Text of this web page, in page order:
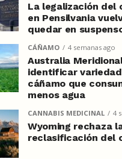
La legalización del
en Pensilvania
quedar en
CÁÑAMO 4 semanas ago
Australia
identificar
cáñamo que
menos agua
CANNABIS MEDICINAL 4
Wyoming rechaza
reclasificación del